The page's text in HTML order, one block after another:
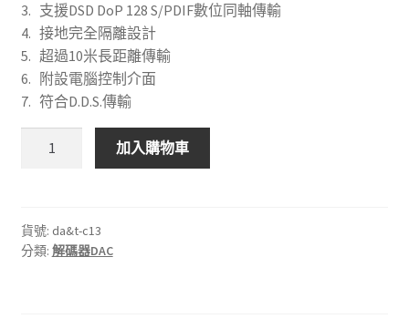
3. 支援DSD DoP 128 S/PDIF數位同軸傳輸
4. 接地完全隔離設計
5. 超過10米長距離傳輸
6. 附設電腦控制介面
7. 符合D.D.S.傳輸
to
S/PDIF
加入購物車
貨號: da&t-c13
分類: 解碼器DAC